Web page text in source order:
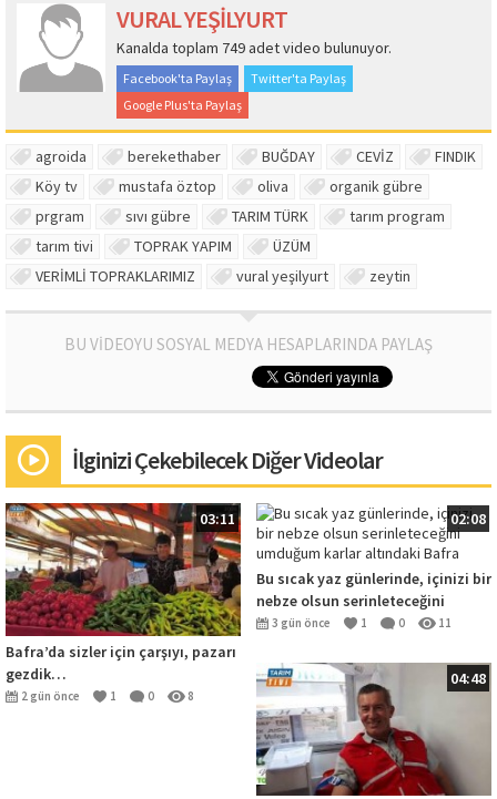
VURAL YEŞİLYURT
Kanalda toplam 749 adet video bulunuyor.
Facebook'ta Paylaş
Twitter'ta Paylaş
Google Plus'ta Paylaş
agroida berekethaber BUĞDAY CEVİZ
FINDIK
Köy tv
mustafa öztop oliva
organik gübre
prgram
sıvı gübre TARIM TÜRK
tarım program
tarım tivi
TOPRAK YAPIM
ÜZÜM
VERİMLİ TOPRAKLARIMIZ
vural yeşilyurt zeytin
BU VİDEOYU SOSYAL MEDYA HESAPLARINDA PAYLAŞ
İlginizi Çekebilecek Diğer Videolar
03:11
Bafra’da sizler için çarşıyı, pazarı
gezdik…
2 gün önce 1 0 8
02:08
Bu sıcak yaz günlerinde, içinizi bir
nebze olsun serinleteceğini
umduğum karlar altındaki Bafra
3 gün önce 1 0 11
04:48